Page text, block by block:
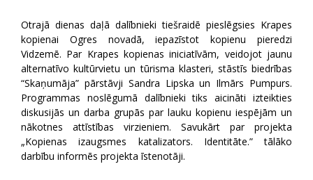
Otrajā dienas daļā dalībnieki tiešraidē pieslēgsies Krapes
kopienai Ogres novadā, iepazīstot kopienu pieredzi
Vidzemē. Par Krapes kopienas iniciatīvām, veidojot jaunu
alternatīvo kultūrvietu un tūrisma klasteri, stāstīs biedrības
“Skaņumāja” pārstāvji Sandra Lipska un Ilmārs Pumpurs.
Programmas noslēgumā dalībnieki tiks aicināti izteikties
diskusijās un darba grupās par lauku kopienu iespējām un
nākotnes attīstības virzieniem. Savukārt par projekta
„Kopienas izaugsmes katalizators. Identitāte.” tālāko
darbību informēs projekta īstenotāji.